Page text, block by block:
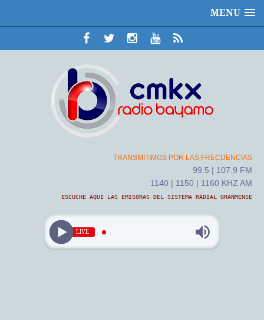
MENU
TRANSMITIMOS POR LAS FRECUENCIAS
99.5 | 107.9 FM
1140 | 1150 | 1160 KHZ AM
ESCUCHE AQUÍ LAS EMISORAS DEL SISTEMA RADIAL GRANMENSE
LIVE